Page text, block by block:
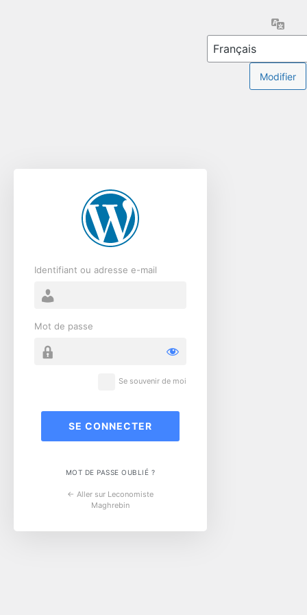
Identifiant ou adresse e-mail
Mot de passe
Se souvenir de moi
MOT DE PASSE OUBLIÉ ?
← Aller sur Leconomiste
Maghrebin